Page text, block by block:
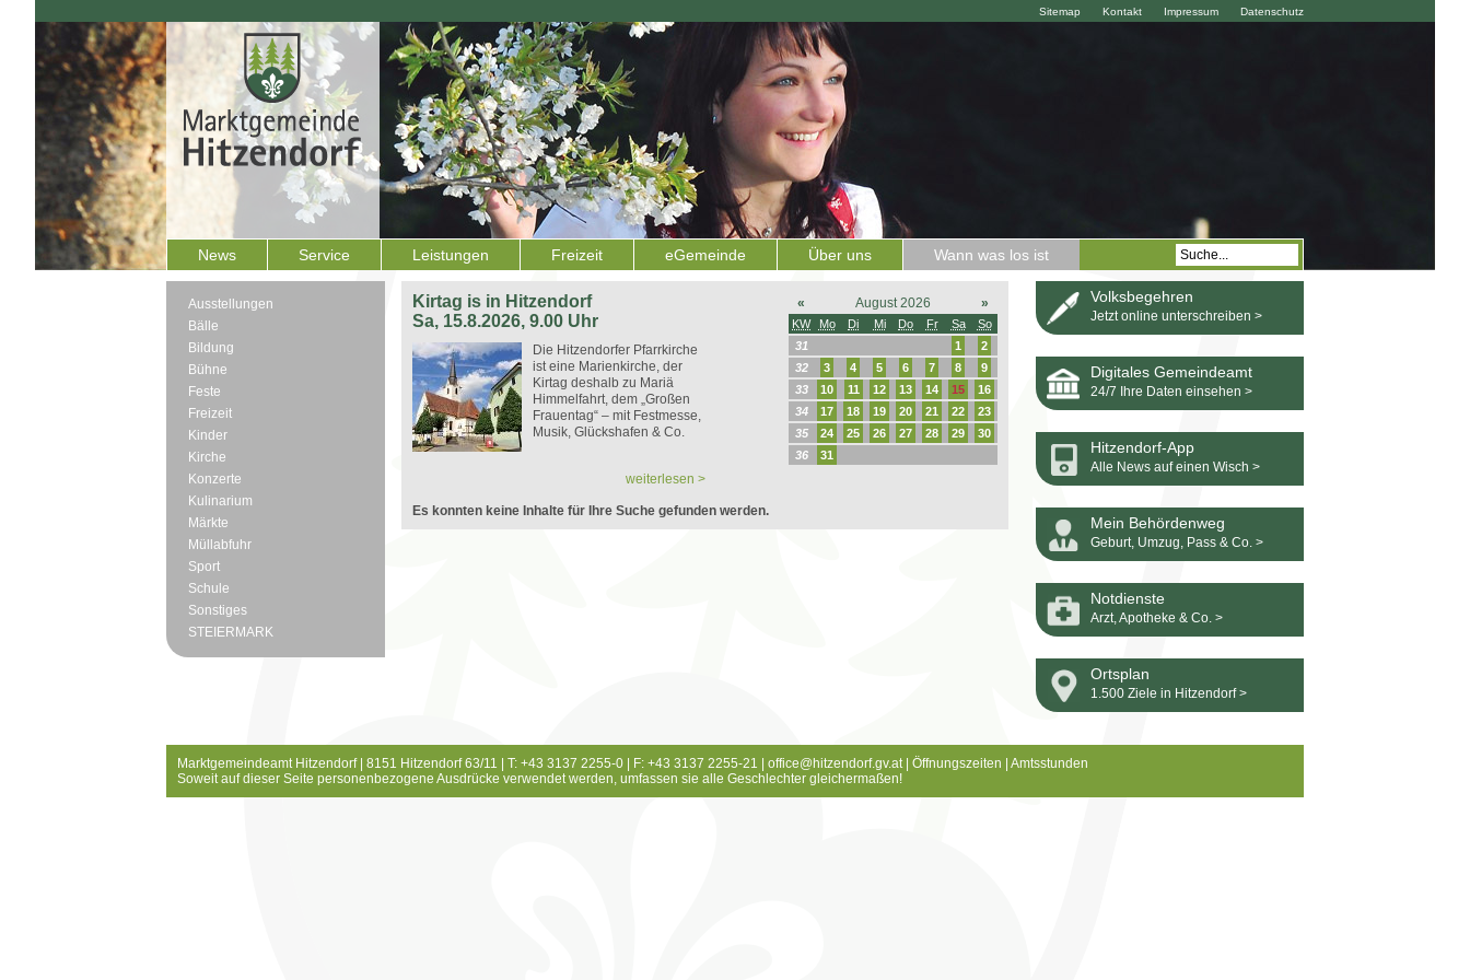
Datenschutz
Impressum
Kontakt
Sitemap
News Service Leistungen Freizeit eGemeinde Über uns Wann was los ist
Ausstellungen
Bälle
Bildung
Bühne
Feste
Freizeit
Kinder
Kirche
Konzerte
Kulinarium
Märkte
Müllabfuhr
Sport
Schule
Sonstiges
STEIERMARK
Kirtag is in Hitzendorf
Sa, 15.8.2026, 9.00 Uhr
Die Hitzendorfer Pfarrkirche
ist eine Marienkirche, der
Kirtag deshalb zu Mariä
Himmelfahrt, dem „Großen
Frauentag“ – mit Festmesse,
Musik, Glückshafen & Co.
weiterlesen >
« August 2026 »
KW Mo Di Mi Do Fr Sa
So
31
1
2
32
3 4 5 6 7 8
9
33
10 11 12 13 14 15
16
34
17 18 19 20 21 22
23
35
24 25 26 27 28 29
30
36
31
Es konnten keine Inhalte für Ihre Suche gefunden werden.
Volksbegehren
Jetzt online unterschreiben >
Digitales Gemeindeamt
24/7 Ihre Daten einsehen >
Hitzendorf-App
Alle News auf einen Wisch >
Mein Behördenweg
Geburt, Umzug, Pass & Co. >
Notdienste
Arzt, Apotheke & Co. >
Ortsplan
1.500 Ziele in Hitzendorf >
Marktgemeindeamt Hitzendorf | 8151 Hitzendorf 63/11 | T: +43 3137 2255-0 | F: +43 3137 2255-21 | office@hitzendorf.gv.at| Öffnungszeiten
Amtsstunden
Soweit auf dieser Seite personenbezogene Ausdrücke verwendet werden, umfassen sie alle Geschlechter gleichermaßen!